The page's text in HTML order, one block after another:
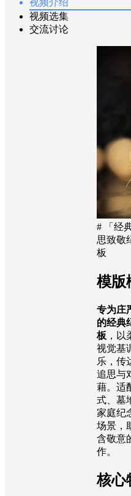
视频选集
交流讨论
# 「经
思致敬
板
模版
专为庄
的经典
板 ，以
视觉基
乐，传
追思与
藉。适
式、墓
家庭纪
场景，
含敬意
作。
核心